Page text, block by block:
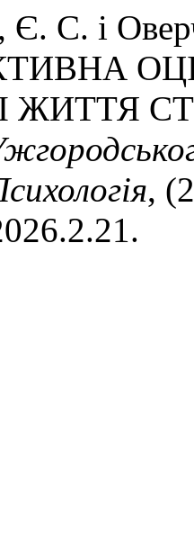
Є. С. і
ЖИТТЯ
,